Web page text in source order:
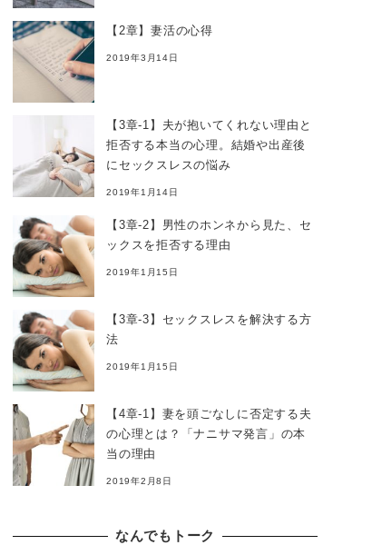
【2章】妻活の心得
2019年3月14日
【3章-1】夫が抱いてくれない理由と
拒否する本当の心理。結婚や出産後
にセックスレスの悩み
2019年1月14日
【3章-2】男性のホンネから見た、セ
ックスを拒否する理由
2019年1月15日
【3章-3】セックスレスを解決する方
法
2019年1月15日
【4章-1】妻を頭ごなしに否定する夫
の心理とは？「ナニサマ発言」の本
当の理由
2019年2月8日
なんでもトーク